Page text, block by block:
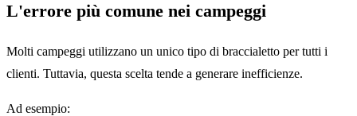
L'errore più comune nei campeggi
Molti campeggi utilizzano un unico tipo di braccialetto per tutti i
clienti. Tuttavia, questa scelta tende a generare inefficienze.
Ad esempio: